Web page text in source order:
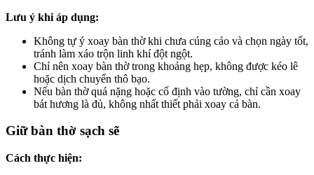
Lưu ý khi áp dụng:
Không tự ý xoay bàn thờ khi chưa cúng cáo và chọn ngày tốt,
tránh làm xáo trộn linh khí đột ngột.
Chỉ nên xoay bàn thờ trong khoảng hẹp, không được kéo lê
hoặc dịch chuyển thô bạo.
Nếu bàn thờ quá nặng hoặc cố định vào tường, chỉ cần xoay
bát hương là đủ, không nhất thiết phải xoay cả bàn.
Giữ bàn thờ sạch sẽ
Cách thực hiện: